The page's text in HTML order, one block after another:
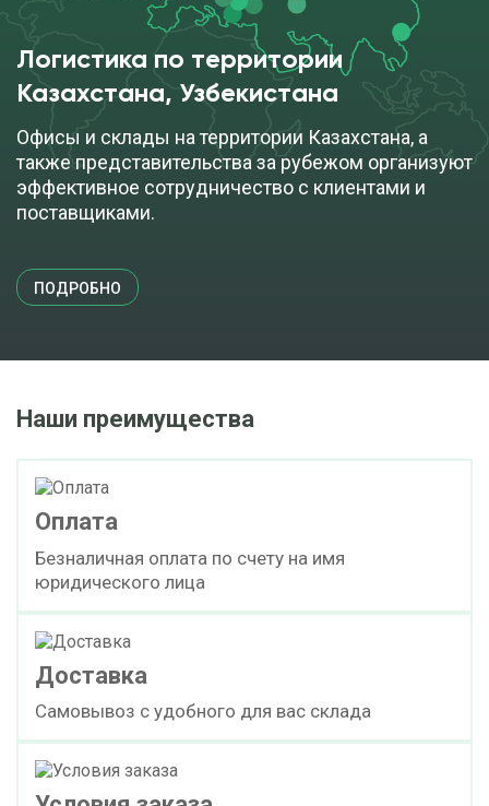
Логистика по территории
Казахстана, Узбекистана
Офисы и склады на территории Казахстана, а
также представительства за рубежом организуют
эффективное сотрудничество с клиентами и
поставщиками.
ПОДРОБНО
Наши преимущества
Оплата
Безналичная оплата по счету на имя
юридического лица
Доставка
Самовывоз с удобного для вас склада